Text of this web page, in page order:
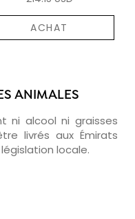
ACHAT
ANIMALES
ni alcool ni graisses
livrés aux Émirats
locale.